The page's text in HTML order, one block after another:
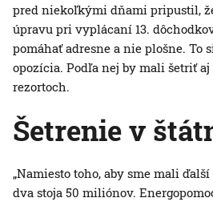
pred niekoľkými dňami pripustil,
úpravu pri vyplácaní 13.
pomáhať adresne a nie plošne. To
opozícia. Podľa nej by mali šetriť
rezortoch.
Šetrenie v
„Namiesto toho, aby sme mali
dva stoja 50 miliónov.